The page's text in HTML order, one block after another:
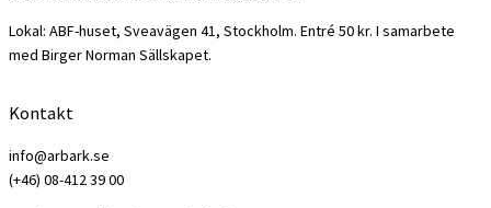
Lokal: ABF-huset, Sveavägen 41, Stockholm. Entré 50 kr. I samarbete
med Birger Norman Sällskapet.
Kontakt
info@arbark.se
(+46) 08-412 39 00